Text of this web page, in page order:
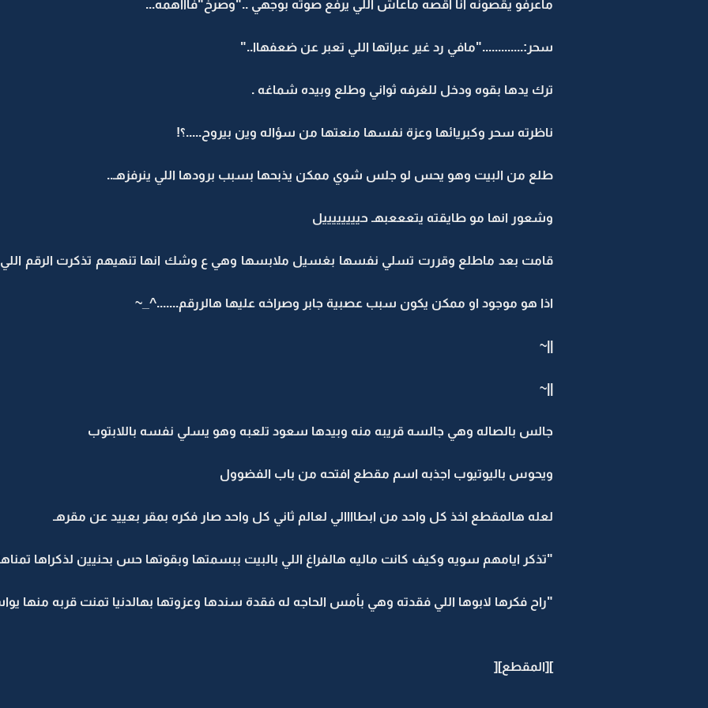
ماعرفو يقصونه انا اقصه ماعاش اللي يرفع صوته بوجهي .."وصرخ"فاااهمه...
سحر:............."مافي رد غير عبراتها اللي تعبر عن ضعفهاا.."
ترك يدها بقوه ودخل للغرفه ثواني وطلع وبيده شماغه .
ناظرته سحر وكبريائها وعزة نفسها منعتها من سؤاله وين بيروح.....؟!
طلع من البيت وهو يحس لو جلس شوي ممكن يذبحها بسبب برودها اللي ينرفزهـ..
وشعور انها مو طايقته يتعععبهـ حييييييييل
قامت بعد ماطلع وقررت تسلي نفسها بغسيل ملابسها وهي ع وشك انها تنهيهم تذكرت الرقم
اذا هو موجود او ممكن يكون سبب عصبية جابر وصراخه عليها هالررقم.......^_~
||~
||~
جالس بالصاله وهي جالسه قريبه منه وبيدها سعود تلعبه وهو يسلي نفسه باللابتوب
ويحوس باليوتيوب اجذبه اسم مقطع افتحه من باب الفضوول
لعله هالمقطع اخذ كل واحد من ابطاااالي لعالم ثاني كل واحد صار فكره بمقر بعييد عن مقرهـ
"تذكر ايامهم سويه وكيف كانت ماليه هالفراغ اللي بالبيت ببسمتها وبقوتها حس بحنيين لذكراها
"راح فكرها لابوها اللي فقدته وهي بأمس الحاجه له فقدة سندها وعزوتها بهالدنيا تمنت قربه منها
][المقطع][